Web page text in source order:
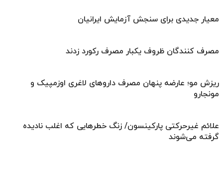
معیار جدیدی برای سنجش آزمایش ایرانیان
مصرف کنندگان ظروف یکبار مصرف رکورد زدند
ریزش مو؛ عارضه پنهان مصرف داروهای لاغری اوزمپیک و
مونجارو
علائم غیرحرکتی پارکینسون/ زنگ خطرهایی که اغلب نادیده
گرفته می‌شوند